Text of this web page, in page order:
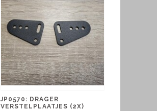
JP0570: DRAGER
VERSTELPLAATJES (2X)